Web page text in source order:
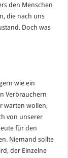
den Menschen
die nach uns
Doch was
wie ein
Verbrauchern
warten wollen,
von unserer
für den
Niemand sollte
der Einzelne